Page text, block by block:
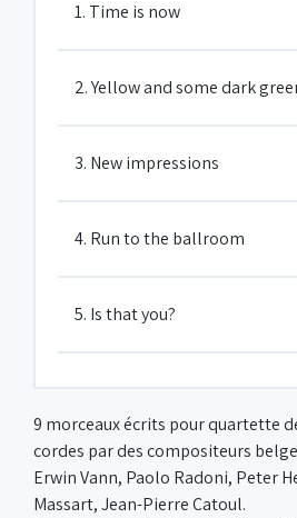
1. Time is now
2. Yellow and some dark
3. New impressions
4. Run to the ballroom
5. Is that you?
6. Waltz for B.C.
7. Good time
9 morceaux écrits pour quartette
cordes par des compositeurs
Erwin Vann, Paolo Radoni, Peter
Massart, Jean-Pierre Catoul.